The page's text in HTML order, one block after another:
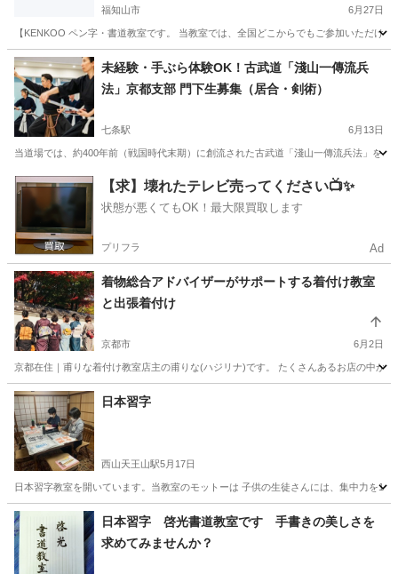
福知山市 6月27日
【KENKOO ペン字・書道教室です。 当教室では、全国どこからでもご参加いただけ
京都 福知山市 ペン字 KEN
未経験・手ぶら体験OK！古武道「淺山一傳流兵
法」京都支部 門下生募集（居合・剣術）
七条駅 6月13日
当道場では、約400年前（戦国時代末期）に創流された古武道「淺山一傳流兵法」を
京都 京都市 七条駅 その他 剣術
【求】壊れたテレビ売ってください📺✨
状態が悪くてもOK！最大限買取します
プリフラ Ad
着物総合アドバイザーがサポートする着付け教室
と出張着付け
京都市 6月2日
京都在住｜甫りな着付け教室店主の甫りな(ハジリナ)です。 たくさんあるお店の中か
京都 京都市 着付け
日本習字
西山天王山駅5月17日
日本習字教室を開いています。当教室のモットーは 子供の生徒さんには、集中力を1
京都 長岡京市 西山天王山駅 書道 硬筆
日本習字 啓光書道教室です 手書きの美しさを
求めてみませんか？